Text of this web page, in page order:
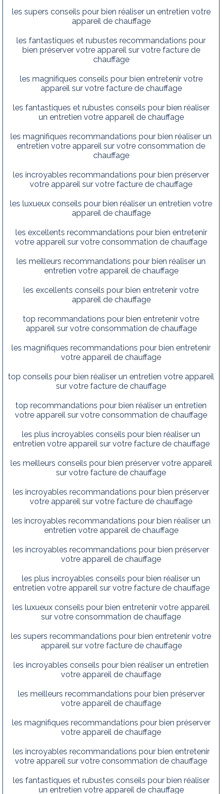
les supers conseils pour bien réaliser un entretien votre
appareil de chauffage
les fantastiques et rubustes recommandations pour
bien préserver votre appareil sur votre facture de
chauffage
les magnifiques conseils pour bien entretenir votre
appareil sur votre facture de chauffage
les fantastiques et rubustes conseils pour bien réaliser
un entretien votre appareil de chauffage
les magnifiques recommandations pour bien réaliser un
entretien votre appareil sur votre consommation de
chauffage
les incroyables recommandations pour bien préserver
votre appareil sur votre facture de chauffage
les luxueux conseils pour bien réaliser un entretien votre
appareil de chauffage
les excellents recommandations pour bien entretenir
votre appareil sur votre consommation de chauffage
les meilleurs recommandations pour bien réaliser un
entretien votre appareil de chauffage
les excellents conseils pour bien entretenir votre
appareil de chauffage
top recommandations pour bien entretenir votre
appareil sur votre consommation de chauffage
les magnifiques recommandations pour bien entretenir
votre appareil de chauffage
top conseils pour bien réaliser un entretien votre appareil
sur votre facture de chauffage
top recommandations pour bien réaliser un entretien
votre appareil sur votre consommation de chauffage
les plus incroyables conseils pour bien réaliser un
entretien votre appareil sur votre facture de chauffage
les meilleurs conseils pour bien préserver votre appareil
sur votre facture de chauffage
les incroyables recommandations pour bien préserver
votre appareil sur votre facture de chauffage
les incroyables recommandations pour bien réaliser un
entretien votre appareil de chauffage
les incroyables recommandations pour bien préserver
votre appareil de chauffage
les plus incroyables conseils pour bien réaliser un
entretien votre appareil sur votre facture de chauffage
les luxueux conseils pour bien entretenir votre appareil
sur votre consommation de chauffage
les supers recommandations pour bien entretenir votre
appareil sur votre facture de chauffage
les incroyables conseils pour bien réaliser un entretien
votre appareil de chauffage
les meilleurs recommandations pour bien préserver
votre appareil de chauffage
les magnifiques recommandations pour bien préserver
votre appareil de chauffage
les incroyables recommandations pour bien entretenir
votre appareil sur votre consommation de chauffage
les fantastiques et rubustes conseils pour bien réaliser
un entretien votre appareil de chauffage